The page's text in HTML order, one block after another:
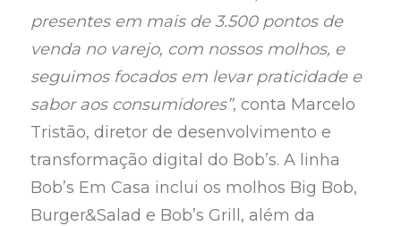
presentes em mais de 3.500 pontos de
venda no varejo, com nossos molhos, e
seguimos focados em levar praticidade e
sabor aos consumidores”, conta Marcelo
Tristão, diretor de desenvolvimento e
transformação digital do Bob’s. A linha
Bob’s Em Casa inclui os molhos Big Bob,
Burger&Salad e Bob’s Grill, além da